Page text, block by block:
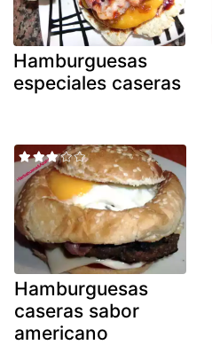
Hamburguesas
especiales caseras
Hamburguesas
caseras sabor
americano